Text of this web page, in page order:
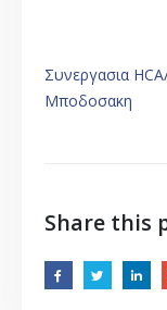
Συνεργασια
Μποδοσακη
Share this